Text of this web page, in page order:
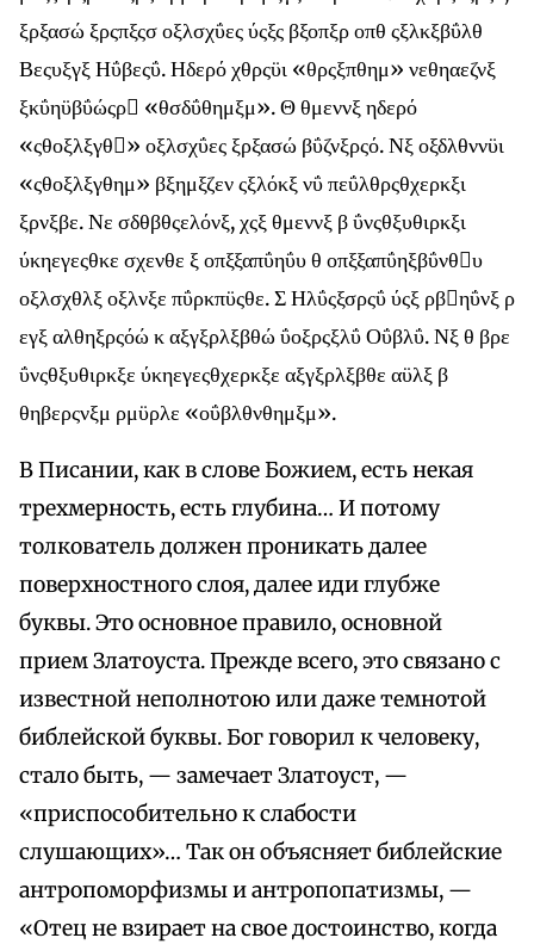
ξρξασώ ξρςπξςσ οξλσχΰες ύςξς βξοπξρ οπθ ςξλκξβΰλθ
Βεςυξγξ Ηΰβεςΰ. Ηδερό χθρςϋι «θρςξπθημ» νεθηαεζνξ
ξκΰηϋβΰώςρ «θσδΰθημξμ». Θ θμεννξ ηδερό
«ςθοξλξγθ» οξλσχΰες ξρξασώ βΰζνξρςό. Νξ οξδλθννϋι
«ςθοξλξγθημ» βξημξζεν ςξλόκξ νΰ πεΰλθρςθχερκξι
ξρνξβε. Νε σδθβθςελόνξ, χςξ θμεννξ β ΰνςθξυθιρκξι
ύκηεγεςθκε σχενθε ξ οπξξαπΰηΰυ θ οπξξαπΰηξβΰνθυ
οξλσχθλξ οξλνξε πΰρκπϋςθε. Σ Ηλΰςξσρςΰ ύςξ ρβηΰνξ ρ
εγξ αλθηξρςόώ κ αξγξρλξβθώ ΰοξρςξλΰ Οΰβλΰ. Νξ θ βρε
ΰνςθξυθιρκξε ύκηεγεςθχερκξε αξγξρλξβθε αϋλξ β
θηβερςνξμ ρμϋρλε «οΰβλθνθημξμ».
В Писании, как в слове Божием, есть некая
трехмерность, есть глубина… И потому
толкователь должен проникать далее
поверхностного слоя, далее иди глубже
буквы. Это основное правило, основной
прием Златоуста. Прежде всего, это связано с
известной неполнотою или даже темнотой
библейской буквы. Бог говорил к человеку,
стало быть, — замечает Златоуст, —
«приспособительно к слабости
слушающих»… Так он объясняет библейские
антропоморфизмы и антропопатизмы, —
«Отец не взирает на свое достоинство, когда